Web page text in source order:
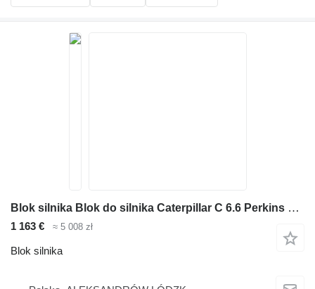
Blok silnika Blok do silnika Caterpillar C 6.6 Perkins 1106 wszystkie inne cz do maszyn budowlanych
1 163 € ≈ 5 008 zł
Blok silnika